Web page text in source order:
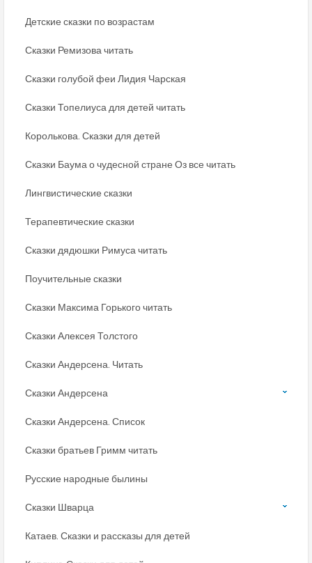
Детские сказки по возрастам
Сказки Ремизова читать
Сказки голубой феи Лидия Чарская
Сказки Топелиуса для детей читать
Королькова. Сказки для детей
Сказки Баума о чудесной стране Оз все читать
Лингвистические сказки
Терапевтические сказки
Сказки дядюшки Римуса читать
Поучительные сказки
Сказки Максима Горького читать
Сказки Алексея Толстого
Сказки Андерсена. Читать
Сказки Андерсена
Сказки Андерсена. Список
Сказки братьев Гримм читать
Русские народные былины
Сказки Шварца
Катаев. Сказки и рассказы для детей